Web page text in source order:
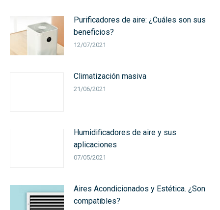
Purificadores de aire: ¿Cuáles son sus
beneficios?
12/07/2021
Climatización masiva
21/06/2021
Humidificadores de aire y sus
aplicaciones
07/05/2021
Aires Acondicionados y Estética. ¿Son
compatibles?